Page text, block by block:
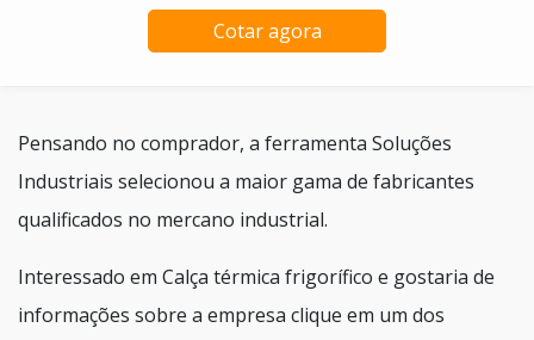
Cotar agora
Pensando no comprador, a ferramenta Soluções
Industriais selecionou a maior gama de fabricantes
qualificados no mercano industrial.
Interessado em Calça térmica frigorífico e gostaria de
informações sobre a empresa clique em um dos